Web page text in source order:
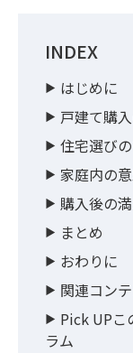
INDEX
はじめに
戸建て購
住宅選び
家庭内の
購入後の
まとめ
おわりに
関連コン
Pick UPこ
ラム